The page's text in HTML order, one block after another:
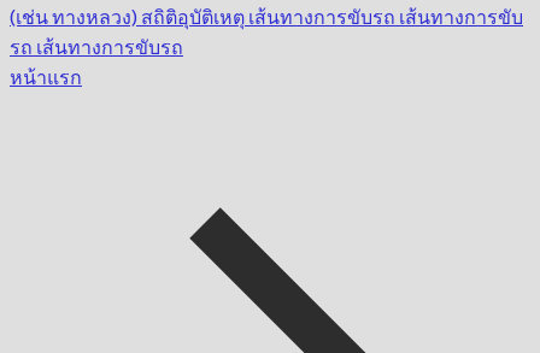
(เช่น ทางหลวง) สถิติอุบัติเหตุ เส้นทางการขับรถ เส้นทางการขับ
รถ เส้นทางการขับรถ
หน้าแรก